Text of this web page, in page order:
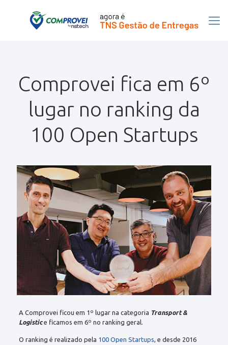
Comprovei fica em 6º
lugar no ranking da
100 Open Startups
A Comprovei ficou em 1º lugar na categoria Transport &
Logistice ficamos em 6º no ranking geral.
O ranking é realizado pela 100 Open Startups, e desde 2016